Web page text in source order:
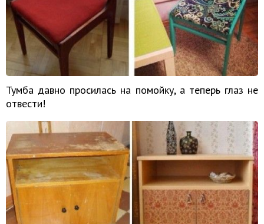
Тумба давно просилась на помойку, а теперь глаз не
отвести!